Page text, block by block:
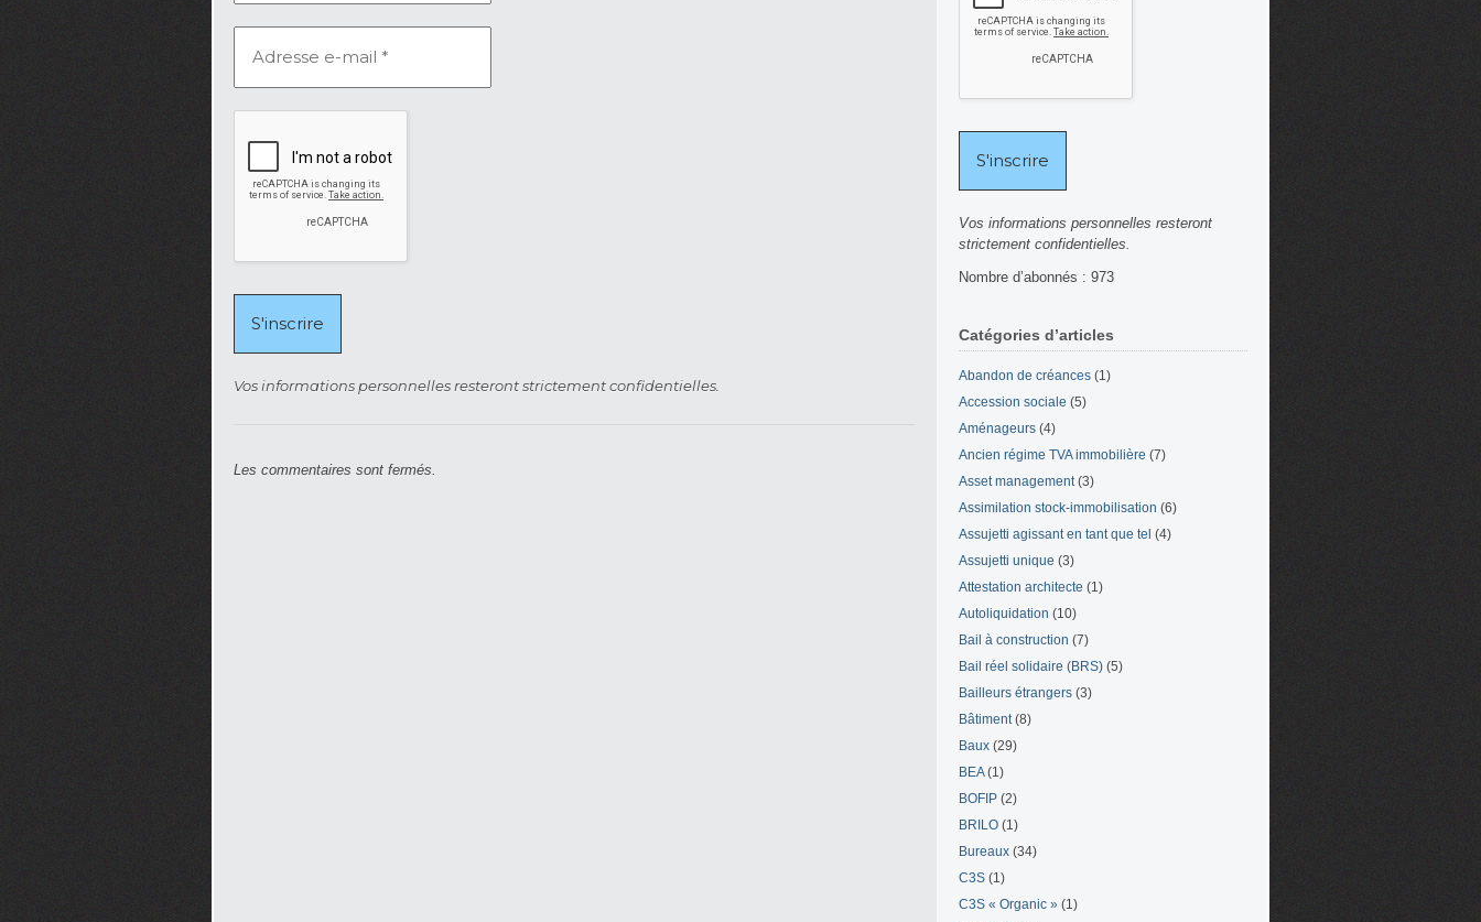
Vos informations personnelles resteront strictement confidentielles.
Les commentaires sont fermés.
Vos informations personnelles resteront
strictement confidentielles.
Nombre d’abonnés : 973
Catégories d’articles
Abandon de créances (1)
Accession sociale (5)
Aménageurs (4)
Ancien régime TVA immobilière (7)
Asset management(3)
Assimilation stock-immobilisation (6)
Assujetti agissant en tant que tel (4)
Assujetti unique (3)
Attestation architecte (1)
Autoliquidation (10)
Bail à construction (7)
Bail réel solidaire (BRS) (5)
Bailleurs étrangers (3)
Bâtiment(8)
Baux (29)
BEA(1)
BOFIP (2)
BRILO (1)
Bureaux (34)
C3S (1)
C3S « Organic » (1)